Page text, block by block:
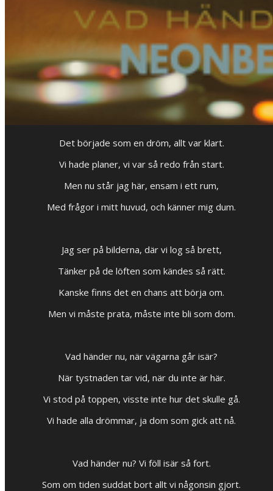
Det började som en dröm, allt var klart.
Vi hade planer, vi var så redo från start.
Men nu står jag här, ensam i ett rum,
Med frågor i mitt huvud, och känner mig dum.
Jag ser på bilderna, där vi log så brett,
Tänker på de löften som kändes så rätt.
Kanske finns det en chans att börja om.
Men vi måste prata, måste inte bli som dom.
Vad händer nu, när vägarna går isär?
När tystnaden tar vid, när du inte är här.
Vi stod på toppen, visste inte hur det skulle gå.
Vi hade alla drömmar, ja dom som gick att nå.
Vad händer nu? Vi föll isär så fort.
Som om tiden suddat bort allt vi någonsin gjort.